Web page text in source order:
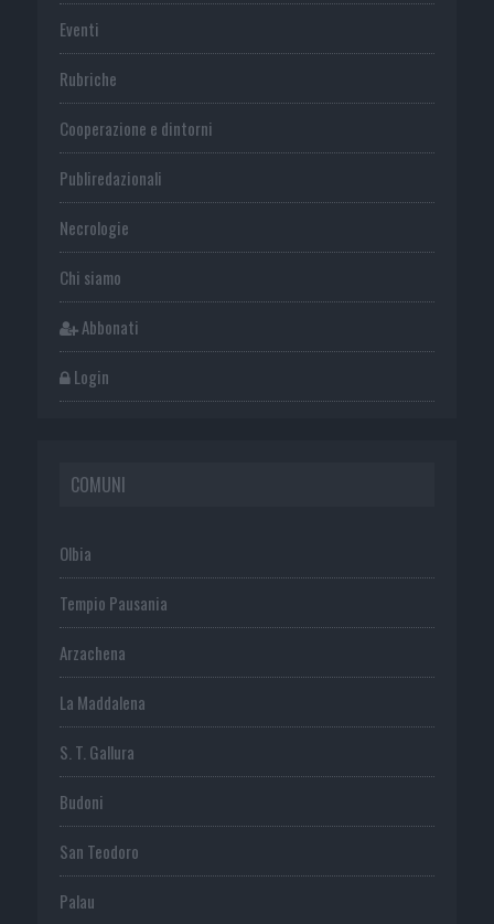
Eventi
Rubriche
Cooperazione e dintorni
Publiredazionali
Necrologie
Chi siamo
Abbonati
Login
COMUNI
Olbia
Tempio Pausania
Arzachena
La Maddalena
S. T. Gallura
Budoni
San Teodoro
Palau